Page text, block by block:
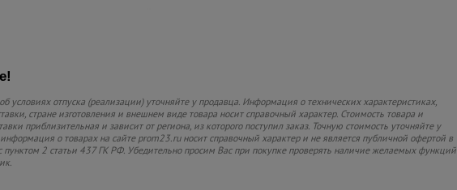
условиях отпуска (реализации) уточняйте у продавца. Информация о технических характеристиках,
стране изготовления и внешнем виде товара носит справочный характер. Стоимость товара и
приблизительная и зависит от региона, из которого поступил заказ. Точную стоимость уточняйте у
о товарах на сайте prom23.ru носит справочный характер и не является публичной офертой в
пунктом 2 статьи 437 ГК РФ. Убедительно просим Вас при покупке проверять наличие желаемых функций